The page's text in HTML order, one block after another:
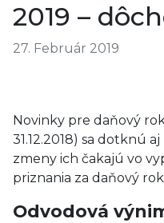
O nás
Blog
2019 –
27. Február 2019
Novinky pre daňový rok
31.12.2018) sa dotknú
zmeny ich čakajú vo
priznania za daňový
Odvodová